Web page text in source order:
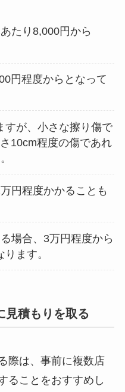
たり8,000円から
円程度からとなって
すが、小さな擦り傷で
10cm程度の傷であれ
円程度かかることも
場合、3万円程度から
ます。
見積もりを取る
際は、事前に複数店
ることをおすすめし